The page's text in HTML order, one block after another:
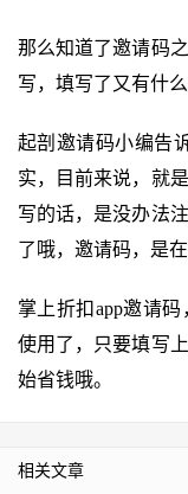
那么知道了邀请码
写，填写了又有什么
起剖邀请码小编告
实，目前来说，就
写的话，是没办法
了哦，邀请码，是
掌上折扣app邀请
使用了，只要填写
始省钱哦。
相关文章